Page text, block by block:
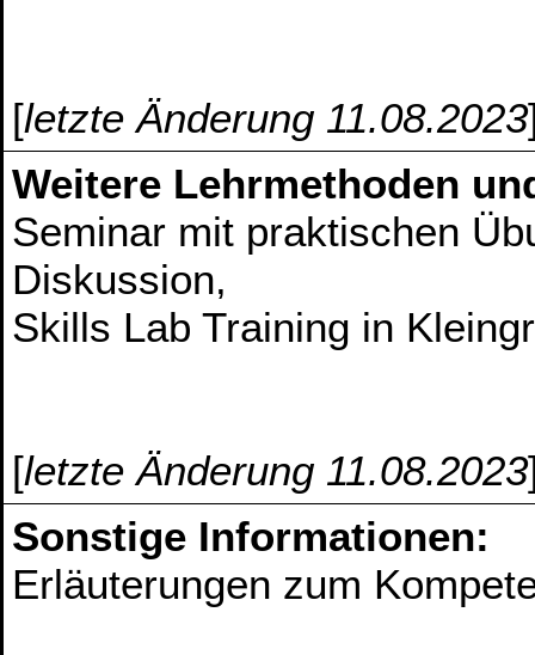
[letzte Änderung 11.08.2023
Weitere Lehrmethoden
Seminar mit praktischen
Diskussion,
Skills Lab Training in
[letzte Änderung 11.08.2023
Sonstige Informationen:
Erläuterungen zum